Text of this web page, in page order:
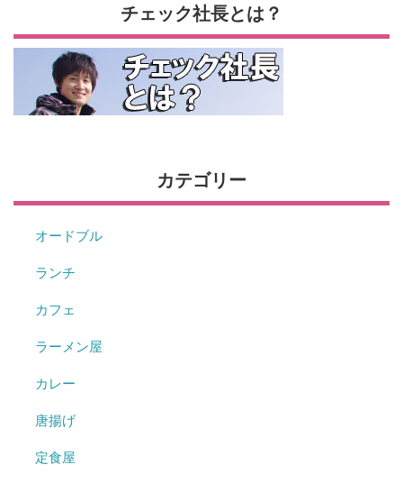
チェック社長とは？
カテゴリー
オードブル
ランチ
カフェ
ラーメン屋
カレー
唐揚げ
定食屋